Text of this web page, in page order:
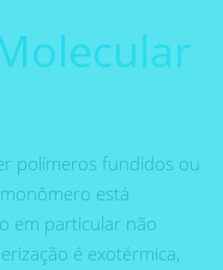
polímeros fundidos ou
está
em particular não
é exotérmica,